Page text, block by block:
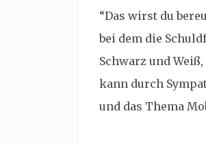
“Das wirst du
bei dem die
Schwarz und
kann durch
und das Thema